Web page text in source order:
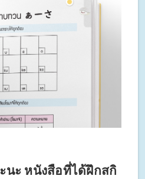
ะนะ หนังสือที่ได้ฝึกสกิ